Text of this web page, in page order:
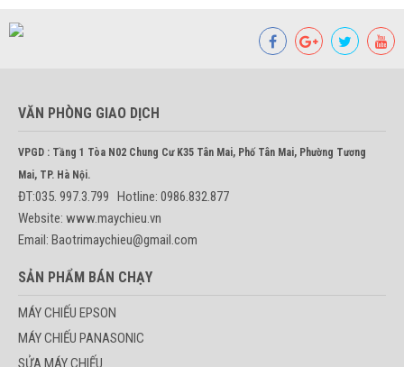
VĂN PHÒNG GIAO DỊCH
VPGD : Tầng 1 Tòa N02 Chung Cư K35 Tân Mai, Phố Tân Mai, Phường Tương
Mai, TP. Hà Nội.
ĐT:035. 997.3.799 Hotline: 0986.832.877
Website: www.maychieu.vn
Email: Baotrimaychieu@gmail.com
SẢN PHẨM BÁN CHẠY
MÁY CHIẾU EPSON
MÁY CHIẾU PANASONIC